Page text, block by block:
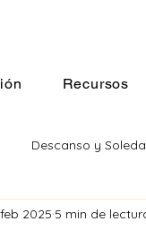
Recursos
Descanso y
2025 5 min de